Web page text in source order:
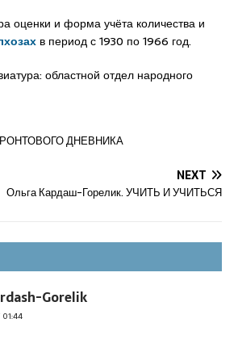
оценки и форма учёта количества и
в период с 1930 по 1966 год.
областной отдел народного
ДНЕВНИКА
NEXT
Ольга Кардаш-Горелик. УЧИТЬ И УЧИТЬСЯ
Gorelik
01:44